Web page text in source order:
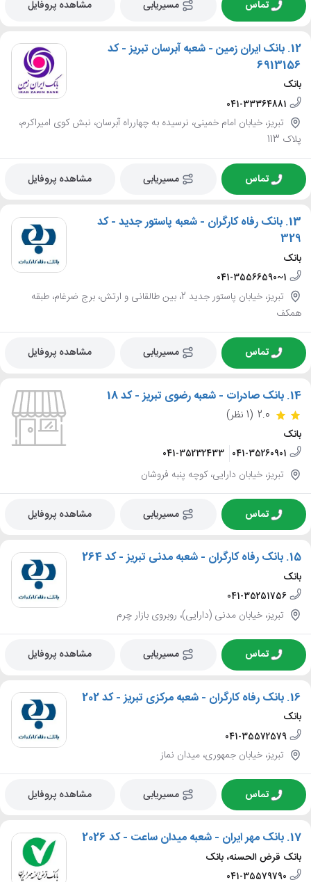
تماس مسیریابی مشاهده پروفایل
12. بانک ایران زمین - شعبه آبرسان تبریز - کد
6913156
بانک
041-33364881
تبریز، خیابان امام خمینی، نرسیده به چهارراه آبرسان، نبش کوی امیراکرم،
پلاک 113
تماس مسیریابی مشاهده پروفایل
13. بانک رفاه کارگران - شعبه پاستور جدید - کد
329
بانک
041-35566590~1
تبریز، خیابان پاستور جدید 2، بین طالقانی و ارتش، برج ضرغام، طبقه
همکف
تماس مسیریابی مشاهده پروفایل
14. بانک صادرات - شعبه رضوی تبریز - کد 18
2.0 (1 نظر)
بانک
041-35260901
041-35232433
تبریز، خیابان دارایی، کوچه پنبه فروشان
تماس مسیریابی مشاهده پروفایل
15. بانک رفاه کارگران - شعبه مدنی تبریز - کد 264
بانک
041-35251756
تبریز، خیابان مدنی (دارایی)، روبروی بازار چرم
تماس مسیریابی مشاهده پروفایل
16. بانک رفاه کارگران - شعبه مرکزی تبریز - کد 202
بانک
041-35572579
تبریز، خیابان جمهوری، میدان نماز
تماس مسیریابی مشاهده پروفایل
17. بانک مهر ایران - شعبه میدان ساعت - کد 2026
بانک قرض الحسنه، بانک
041-35579790